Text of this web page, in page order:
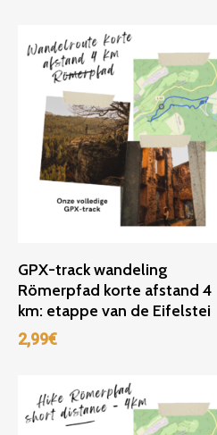
Ajouter Au Panier
GPX-track wandeling
Römerpfad korte afstand 4
km: etappe van de Eifelstei
2,99€